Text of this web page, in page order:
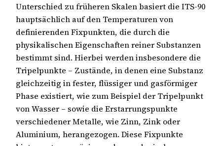
Unterschied zu früheren Skalen basiert die ITS-90
hauptsächlich auf den Temperaturen von
definierenden Fixpunkten, die durch die
physikalischen Eigenschaften reiner Substanzen
bestimmt sind. Hierbei werden insbesondere die
Tripelpunkte – Zustände, in denen eine Substanz
gleichzeitig in fester, flüssiger und gasförmiger
Phase existiert, wie zum Beispiel der Tripelpunkt
von Wasser – sowie die Erstarrungspunkte
verschiedener Metalle, wie Zinn, Zink oder
Aluminium, herangezogen. Diese Fixpunkte